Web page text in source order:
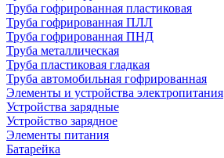
Труба гофрированная пластиковая
Труба гофрированная ПЛЛ
Труба гофрированная ПНД
Труба металлическая
Труба пластиковая гладкая
Труба автомобильная гофрированная
Элементы и устройства электропитания
Устройства зарядные
Устройство зарядное
Элементы питания
Батарейка